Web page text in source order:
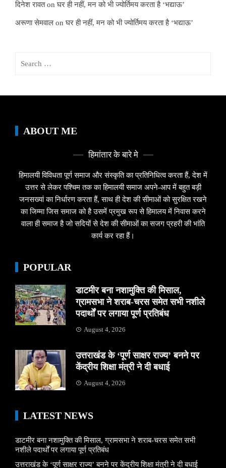
दिनेश रावतonघर ही नहीं, मन को भी ज्योर्तिमय करता है ‘भद्याऊ’
अरूणा सेमवाल onघर ही नहीं, मन को भी ज्योर्तिमय करता है ‘भद्याऊ’
ABOUT ME
हिमांतार के बारे मे
हिमालयी विविधता पूर्ण समाज और संस्कृति का प्रतिनिधित्व करता हैं, देश में
उत्तर से लेकर पश्चिम तक का हिमालयी समाज अपने-आप में बहुत बड़ी
जनसख्यां का निर्धारण करता हैं, साथ ही देश की सीमाओं को सुरक्षित रखने
का जिम्मा जिस समाज को है उसमें प्रमुख रूप से हिमालय में निवास करने
वाला ही समाज है जो सदियों से देश की सीमाओं का सजग प्रहरी की भांति
कार्य कर रहा हैं।
POPULAR
डाटमीर बना नशामुक्ति की मिसाल,
ग्रामसभा ने शराब-चरस समेत सभी नशीले
पदार्थों पर लगाया पूर्ण प्रतिबंध
August 4, 2026
उत्तराखंड के ‘पूर्ण साक्षर राज्य’ बनने पर
केंद्रीय शिक्षा मंत्री ने दी बधाई
August 4, 2026
LATEST NEWS
डाटमीर बना नशामुक्ति की मिसाल, ग्रामसभा ने शराब-चरस समेत सभी
नशीले पदार्थों पर लगाया पूर्ण प्रतिबंध
उत्तराखंड के ‘पूर्ण साक्षर राज्य’ बनने पर केंद्रीय शिक्षा मंत्री ने दी बधाई